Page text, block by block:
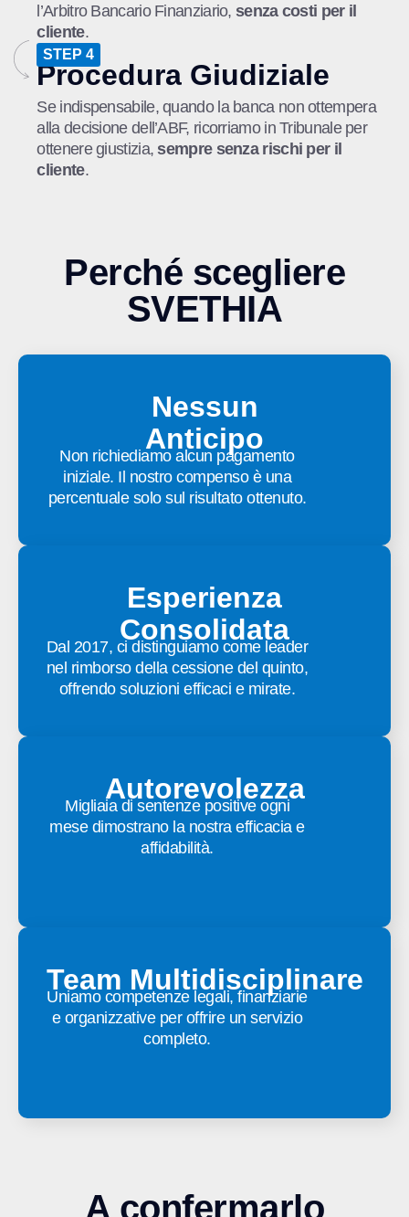
l’Arbitro Bancario Finanziario,senza costi per il
cliente.
STEP 4
Procedura Giudiziale
Se indispensabile, quando la banca non ottempera
alla decisione dell’ABF, ricorriamo in Tribunale per
ottenere giustizia,sempre senza rischi per il
cliente.
Perché scegliere
SVETHIA
Nessun
Anticipo
Non richiediamo alcun pagamento
iniziale. Il nostro compenso è una
percentuale solo sul risultato ottenuto.
Esperienza
Consolidata
Dal 2017, ci distinguiamo come leader
nel rimborso della cessione del quinto,
offrendo soluzioni efficaci e mirate.
Autorevolezza
Migliaia di sentenze positive ogni
mese dimostrano la nostra efficacia e
affidabilità.
Team Multidisciplinare
Uniamo competenze legali, finanziarie
e organizzative per offrire un servizio
completo.
A confermarlo